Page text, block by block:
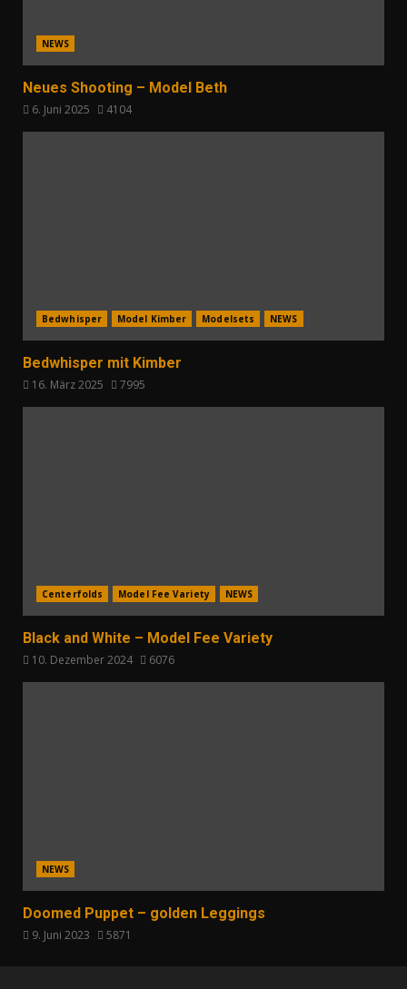
NEWS
Neues Shooting – Model Beth
6. Juni 2025 4104
Bedwhisper Model Kimber Modelsets NEWS
Bedwhisper mit Kimber
16. März 2025 7995
Centerfolds Model Fee Variety NEWS
Black and White – Model Fee Variety
10. Dezember 2024 6076
NEWS
Doomed Puppet – golden Leggings
9. Juni 2023 5871